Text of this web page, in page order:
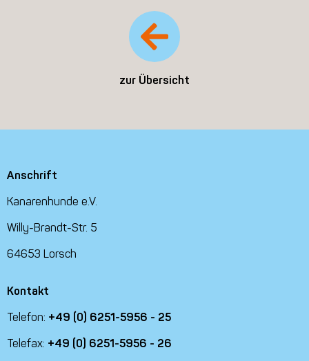
zur Übersicht
Anschrift
Kanarenhunde e.V.
Willy-Brandt-Str. 5
64653 Lorsch
Kontakt
Telefon: +49 (0) 6251-5956 - 25
Telefax: +49 (0) 6251-5956 - 26